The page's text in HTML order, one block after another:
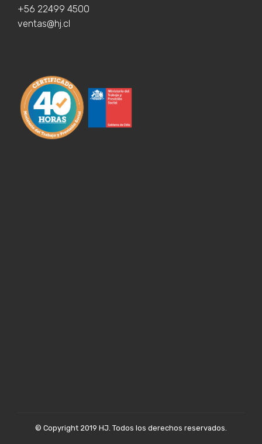
+56 22499 4500
ventas@hj.cl
© Copyright 2019 HJ. Todos los derechos reservados.